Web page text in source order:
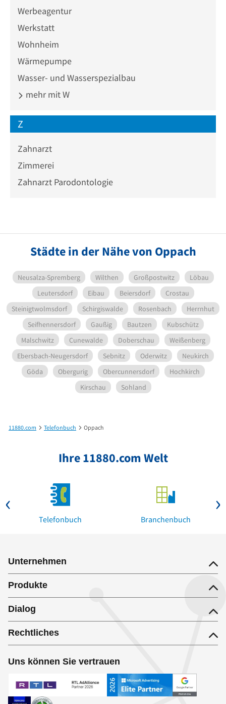
Werbeagentur
Werkstatt
Wohnheim
Wärmepumpe
Wasser- und Wasserspezialbau
mehr mit W
Z
Zahnarzt
Zimmerei
Zahnarzt Parodontologie
Städte in der Nähe von Oppach
Neusalza-Spremberg Wilthen Großpostwitz
Löbau
Leutersdorf
Eibau Beiersdorf
Crostau
Steinigtwolmsdorf
Schirgiswalde Rosenbach
Herrnhut
Seifhennersdorf
Gaußig Bautzen
Kubschütz
Malschwitz
Cunewalde Doberschau
Weißenberg
Ebersbach-Neugersdorf
Sebnitz Oderwitz
Neukirch
Göda
Obergurig Obercunnersdorf
Hochkirch
Kirschau
Sohland
11880.com Telefonbuch Oppach
Ihre 11880.com Welt
Telefonbuch Branchenbuch
Unternehmen
Produkte
Dialog
Rechtliches
Uns können Sie vertrauen